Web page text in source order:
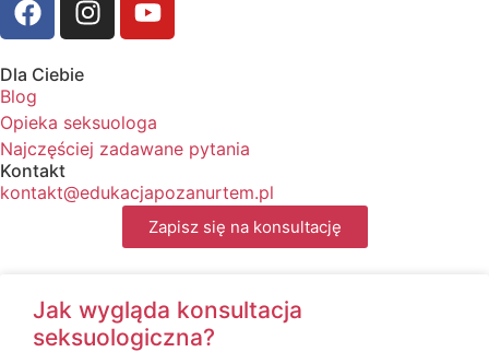
Dla Ciebie
Blog
Opieka seksuologa
Najczęściej zadawane pytania
Kontakt
kontakt@edukacjapozanurtem.pl
Zapisz się na konsultację
Jak wygląda konsultacja
seksuologiczna?